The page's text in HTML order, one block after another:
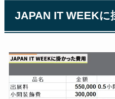
JAPAN IT WEEKに